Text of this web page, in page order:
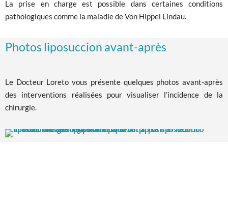
La prise en charge est possible dans certaines conditions
pathologiques comme la maladie de Von Hippel Lindau.
Photos liposuccion avant-après
Le Docteur Loreto vous présente quelques photos avant-après
des interventions réalisées pour visualiser l’incidence de la
chirurgie.